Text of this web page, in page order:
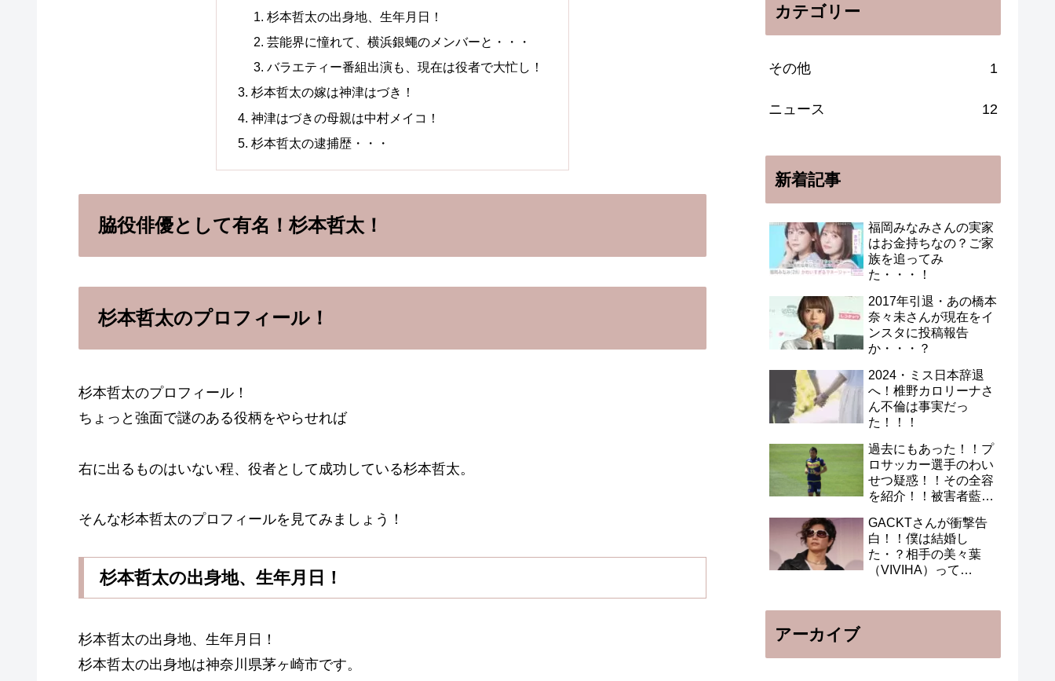
杉本哲太の出身地、生年月日！
芸能界に憧れて、横浜銀蠅のメンバーと・・・
バラエティー番組出演も、現在は役者で大忙し！
杉本哲太の嫁は神津はづき！
神津はづきの母親は中村メイコ！
杉本哲太の逮捕歴・・・
脇役俳優として有名！杉本哲太！
杉本哲太のプロフィール！
杉本哲太のプロフィール！
ちょっと強面で謎のある役柄をやらせれば
右に出るものはいない程、役者として成功している杉本哲太。
そんな杉本哲太のプロフィールを見てみましょう！
杉本哲太の出身地、生年月日！
杉本哲太の出身地、生年月日！
杉本哲太の出身地は神奈川県茅ヶ崎市です。
カテゴリー
その他 1
ニュース 12
新着記事
福岡みなみさんの実家
はお金持ちなの？ご家
族を追ってみ
た・・・！
2017年引退・あの橋本
奈々未さんが現在をイ
ンスタに投稿報告
か・・・？
2024・ミス日本辞退
へ！椎野カロリーナさ
ん不倫は事実だっ
た！！！
過去にもあった！！プ
ロサッカー選手のわい
せつ疑惑！！その全容
を紹介！！被害者藍田
GACKTさんが衝撃告
白！！僕は結婚し
た・？相手の美々葉
（VIVIHA）って
アーカイブ